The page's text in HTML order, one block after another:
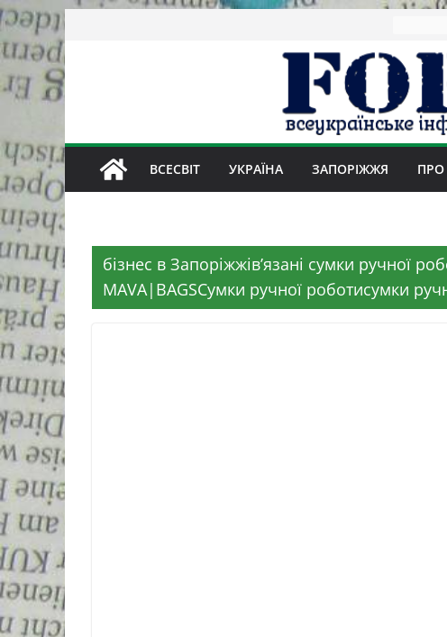
Skip
content
ВСЕСВІТ УКРАЇНА ЗАПОРІЖЖЯ
бізнес в Запоріжжів’язані сумки ручної
MAVA|BAGSСумки ручної роботисумки